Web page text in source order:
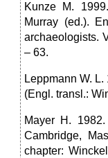
Kunze M.
Murray (ed.).
archaeologists.
– 63.
Leppmann W.
(Engl. transl.:
Mayer H.
Cambridge,
chapter: